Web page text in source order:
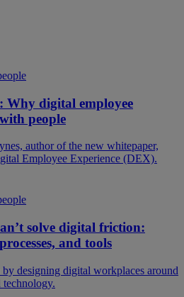
Why digital employee
people
author of the new whitepaper,
Employee Experience (DEX).
solve digital friction:
and tools
designing digital workplaces around
technology.